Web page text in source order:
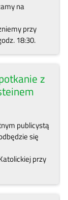
na
przy
18:30.
z
publicystą
się
przy